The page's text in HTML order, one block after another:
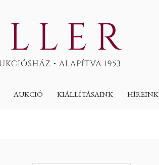
AUKCIÓ KIÁLLÍTÁSAINK HÍREINK